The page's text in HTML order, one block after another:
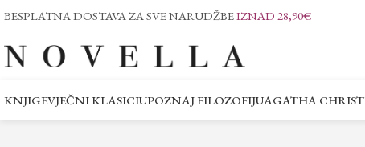
BESPLATNA DOSTAVA ZA SVE NARUDŽBEIZNAD 28,90€
KNJIGEVJEČNI KLASICIUPOZNAJ FILOZOFIJUAGATHA